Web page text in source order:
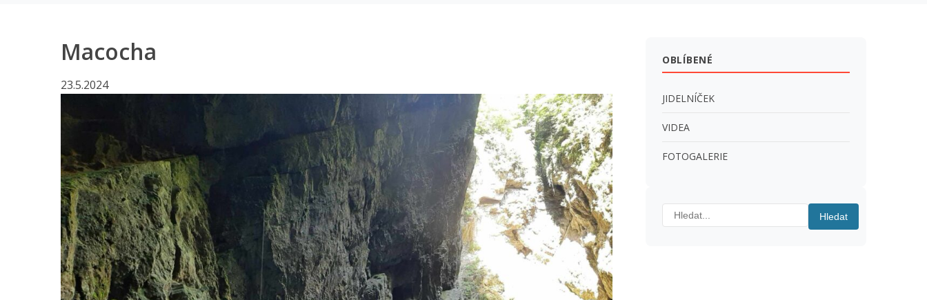
Macocha
23.5.2024
OBLÍBENÉ
JIDELNÍČEK
VIDEA
FOTOGALERIE
Hledat: Hledat